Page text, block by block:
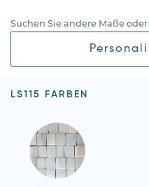
Suchen Sie andere Maße
LS115 FARBEN